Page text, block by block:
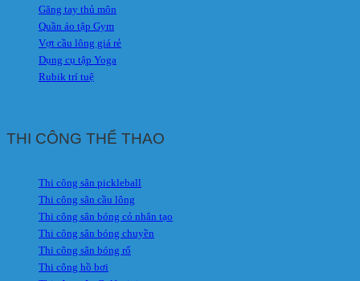
Găng tay thủ môn
Quần áo tập Gym
Vợt cầu lông giá rẻ
Dụng cụ tập Yoga
Rubik trí tuệ
THI CÔNG THỂ THAO
Thi công sân pickleball
Thi công sân cầu lông
Thi công sân bóng cỏ nhân tạo
Thi công sân bóng chuyền
Thi công sân bóng rổ
Thi công hồ bơi